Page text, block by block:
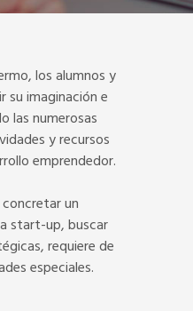
los alumnos y
su imaginación e
las numerosas
y recursos
emprendedor.
un
start-up, buscar
requiere de
especiales.